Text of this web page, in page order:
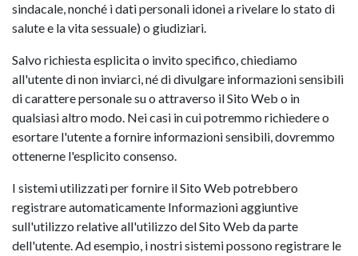
sindacale, nonché i dati personali idonei a rivelare lo stato di
salute e la vita sessuale) o giudiziari.
Salvo richiesta esplicita o invito specifico, chiediamo
all'utente di non inviarci, né di divulgare informazioni sensibili
di carattere personale su o attraverso il Sito Web o in
qualsiasi altro modo. Nei casi in cui potremmo richiedere o
esortare l'utente a fornire informazioni sensibili, dovremmo
ottenerne l'esplicito consenso.
I sistemi utilizzati per fornire il Sito Web potrebbero
registrare automaticamente Informazioni aggiuntive
sull'utilizzo relative all'utilizzo del Sito Web da parte
dell'utente. Ad esempio, i nostri sistemi possono registrare le